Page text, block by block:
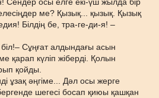
ме? Қызық... қызық. Қызық
Білдің бе, тра-ге-ди-я! –
Сұңғат алдындағы асын
қарап күліп жіберді. Қолын
қойды.
ұзақ әңгіме... Дәл осы жерге
шегесі босап қиюы қашқан